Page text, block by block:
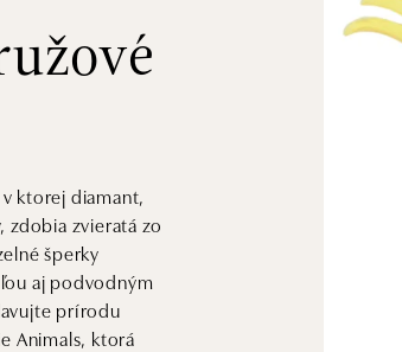
ktorej diamant,
zvieratá zo
šperky
aj podvodným
prírodu
Animals, ktorá